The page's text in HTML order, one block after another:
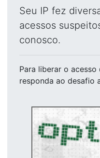
Seu IP fez
acessos
conosco.
Para liberar o acesso
responda ao desafio